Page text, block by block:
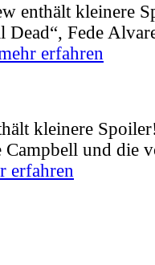
enthält kleinere
Fede
erfahren
kleinere
Campbell und die
erfahren